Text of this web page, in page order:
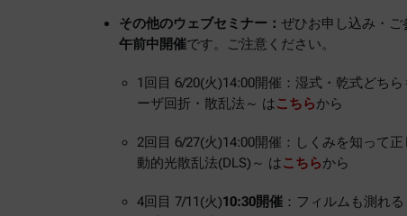
その他のウェブセミナー： ぜひお申し込み・
午前中開催です。ご注意ください。
1回目 6/20(火)14:00開催：湿式・乾式どち
ーザ回折・散乱法～ はこちらから
2回目 6/27(火)14:00開催：しくみを知って
動的光散乱法(DLS)～ はこちらから
4回目 7/11(火)10:30開催 ：フィルムも測れ